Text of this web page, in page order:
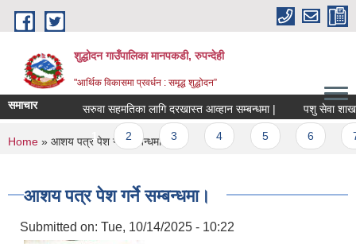
Skip to main content
शुद्धोदन गाउँपालिका मानपकडी, रुपन्देही
"आर्थिक विकासमा प्रवर्धन : समृद्ध शुद्धोदन”
समाचार सरुवा सहमतिका लागि दरखास्त आव्हान सम्बन्धमा | पशु सेवा शाखा
Pages
1 2 3
You are here
Home » आशय पत्र पेश गर्ने सम्बन्धमा।
आशय पत्र पेश गर्ने सम्बन्धमा।
Submitted on: Tue, 10/14/2025 - 10:22